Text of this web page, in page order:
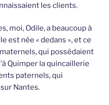
les clients.
moi, Odile, a beaucoup à
est née « dedans », et ce
qui possédaient
Quimper la quincaillerie
paternels, qui
Nantes.